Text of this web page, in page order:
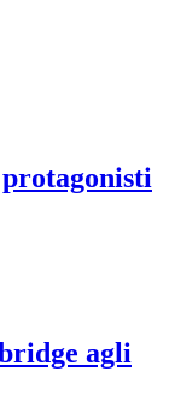
agli